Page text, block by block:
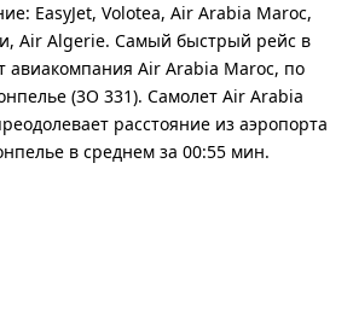
EasyJet, Volotea, Air Arabia Maroc,
Air Algerie. Самый быстрый рейс в
авиакомпания Air Arabia Maroc, по
(3O 331). Самолет Air Arabia
расстояние из аэропорта
в среднем за 00:55 мин.